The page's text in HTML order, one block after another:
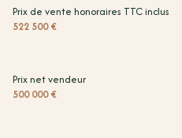
2 niveau(x)
Prix de vente honoraires TTC inclus
522 500 €
Prix net vendeur
500 000 €